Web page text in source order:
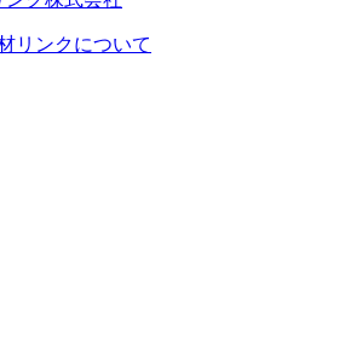
リンクについて